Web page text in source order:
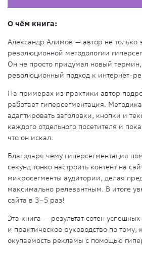
О чём книга:
Александр Алимов — автор не только
революционной методологии
Он не просто придумал новый термин,
революционный подход к интернет-
На примерах из практики автор
работает гиперсегментация.
адаптировать заголовки, кнопки и
каждого отдельного посетителя и
что он искал.
Благодаря чему гиперсегментация
секунд тонко настроить контент на
микросегменты аудитории, делая
максимально релевантным. В итоге
сайта в 3–5 раз!
Эта книга — результат сотен
и практическое руководство по тому,
окупаемость рекламы с помощью